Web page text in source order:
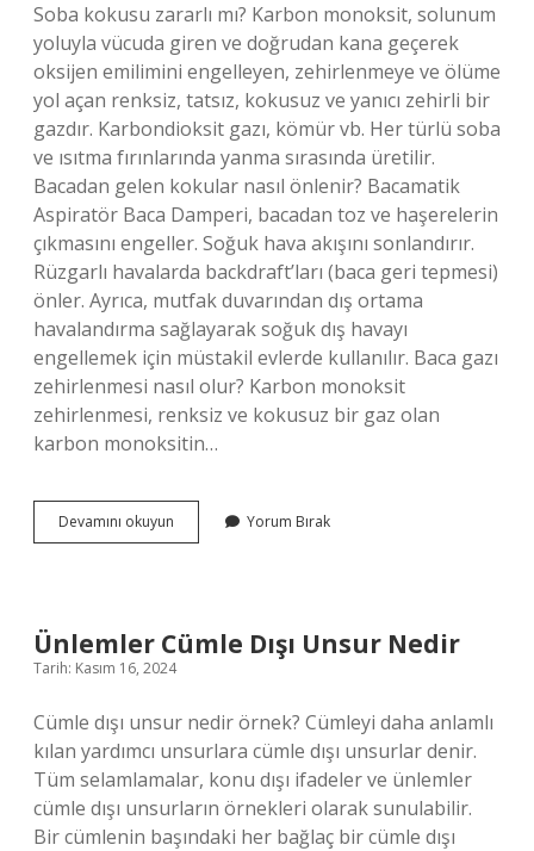
Soba kokusu zararlı mı? Karbon monoksit, solunum
yoluyla vücuda giren ve doğrudan kana geçerek
oksijen emilimini engelleyen, zehirlenmeye ve ölüme
yol açan renksiz, tatsız, kokusuz ve yanıcı zehirli bir
gazdır. Karbondioksit gazı, kömür vb. Her türlü soba
ve ısıtma fırınlarında yanma sırasında üretilir.
Bacadan gelen kokular nasıl önlenir? Bacamatik
Aspiratör Baca Damperi, bacadan toz ve haşerelerin
çıkmasını engeller. Soğuk hava akışını sonlandırır.
Rüzgarlı havalarda backdraft’ları (baca geri tepmesi)
önler. Ayrıca, mutfak duvarından dış ortama
havalandırma sağlayarak soğuk dış havayı
engellemek için müstakil evlerde kullanılır. Baca gazı
zehirlenmesi nasıl olur? Karbon monoksit
zehirlenmesi, renksiz ve kokusuz bir gaz olan
karbon monoksitin…
Devamını okuyun
Kokusu
Yorum Bırak
Ünlemler Cümle Dışı Unsur Nedir
Tarih: Kasım 16, 2024
Cümle dışı unsur nedir örnek? Cümleyi daha anlamlı
kılan yardımcı unsurlara cümle dışı unsurlar denir.
Tüm selamlamalar, konu dışı ifadeler ve ünlemler
cümle dışı unsurların örnekleri olarak sunulabilir.
Bir cümlenin başındaki her bağlaç bir cümle dışı